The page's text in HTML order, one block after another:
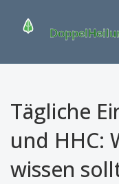
Tägliche
und HHC:
wissen